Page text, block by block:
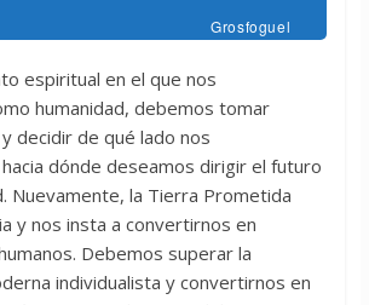
Grosfoguel
espiritual en el que nos
humanidad, debemos tomar
decidir de qué lado nos
dónde deseamos dirigir el futuro
Nuevamente, la Tierra Prometida
y nos insta a convertirnos en
Debemos superar la
individualista y convertirnos en